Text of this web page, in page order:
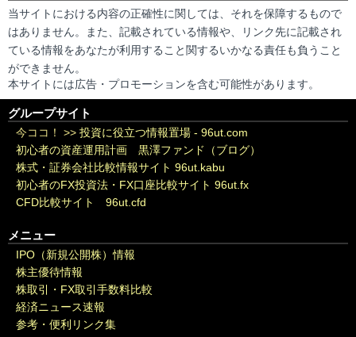
当サイトにおける内容の正確性に関しては、それを保障するもので
はありません。また、記載されている情報や、リンク先に記載され
ている情報をあなたが利用すること関するいかなる責任も負うこと
ができません。
本サイトには広告・プロモーションを含む可能性があります。
グループサイト
今ココ！ >> 投資に役立つ情報置場 - 96ut.com
初心者の資産運用計画 黒澤ファンド（ブログ）
株式・証券会社比較情報サイト 96ut.kabu
初心者のFX投資法・FX口座比較サイト 96ut.fx
CFD比較サイト 96ut.cfd
メニュー
IPO（新規公開株）情報
株主優待情報
株取引・FX取引手数料比較
経済ニュース速報
参考・便利リンク集